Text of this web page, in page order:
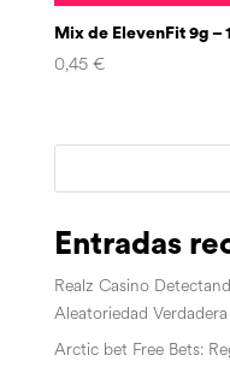
Mix de ElevenFit 9g –
0,45 €
Entradas
Realz Casino
Aleatoriedad Verdadera
Arctic bet Free Bets: